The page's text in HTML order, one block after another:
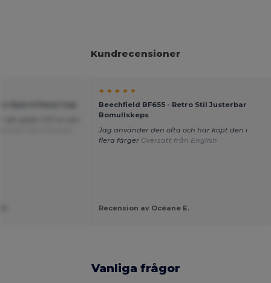
Kundrecensioner
★ ★ ★ ★ ★
Beechfield BF655 - Retro Stil Justerbar
Bomullskeps
Jag använder den ofta och har köpt den i
flera färger Översatt från English
Recension av Océane E.
Vanliga frågor